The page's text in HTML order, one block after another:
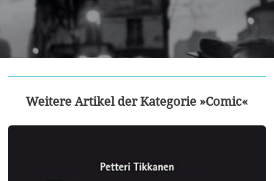
Weitere Artikel der Kategorie »Comic«